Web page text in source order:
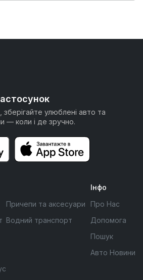
улюблені авто та
— коли і де зручно.
Причепи та аксесуари
Водний транспорт
Інфо
Про Нас
Допомога
Пошук
Авто Новини